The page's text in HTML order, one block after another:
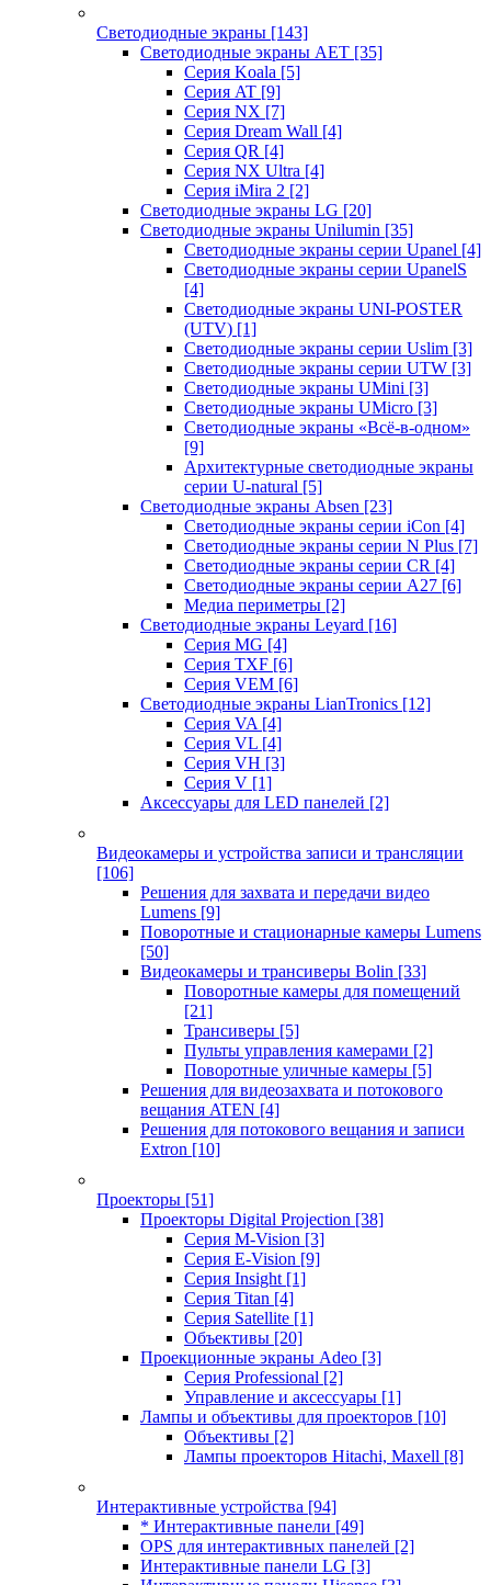
Светодиодные экраны [143]
Светодиодные экраны AET [35]
Cерия Koala [5]
Серия AT [9]
Серия NX [7]
Серия Dream Wall [4]
Серия QR [4]
Серия NX Ultra [4]
Серия iMira 2 [2]
Светодиодные экраны LG [20]
Светодиодные экраны Unilumin [35]
Светодиодные экраны серии Upanel [4]
Светодиодные экраны серии UpanelS
[4]
Светодиодные экраны UNI-POSTER
(UTV) [1]
Светодиодные экраны серии Uslim [3]
Светодиодные экраны серии UTW [3]
Светодиодные экраны UMini [3]
Светодиодные экраны UMicro [3]
Светодиодные экраны «Всё-в-одном»
[9]
Архитектурные светодиодные экраны
серии U-natural [5]
Светодиодные экраны Absen [23]
Светодиодные экраны серии iCon [4]
Светодиодные экраны серии N Plus [7]
Светодиодные экраны серии CR [4]
Светодиодные экраны серии А27 [6]
Медиа периметры [2]
Светодиодные экраны Leyard [16]
Серия MG [4]
Серия TXF [6]
Серия VEM [6]
Светодиодные экраны LianTronics [12]
Серия VA [4]
Серия VL [4]
Серия VH [3]
Серия V [1]
Аксессуары для LED панелей [2]
Видеокамеры и устройства записи и трансляции
[106]
Решения для захвата и передачи видео
Lumens [9]
Поворотные и стационарные камеры Lumens
[50]
Видеокамеры и трансиверы Bolin [33]
Поворотные камеры для помещений
[21]
Трансиверы [5]
Пульты управления камерами [2]
Поворотные уличные камеры [5]
Решения для видеозахвата и потокового
вещания ATEN [4]
Решения для потокового вещания и записи
Extron [10]
Проекторы [51]
Проекторы Digital Projection [38]
Серия M-Vision [3]
Серия E-Vision [9]
Серия Insight [1]
Серия Titan [4]
Серия Satellite [1]
Объективы [20]
Проекционные экраны Adeo [3]
Серия Professional [2]
Управление и аксессуары [1]
Лампы и объективы для проекторов [10]
Объективы [2]
Лампы проекторов Hitachi, Maxell [8]
Интерактивные устройства [94]
* Интерактивные панели [49]
OPS для интерактивных панелей [2]
Интерактивные панели LG [3]